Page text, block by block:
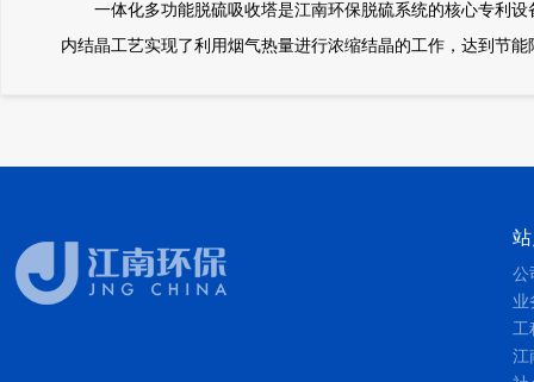
一体化多功能脱硫吸收塔是江南环保脱硫系统的核心专利
内结晶工艺实现了利用烟气热量进行浓缩结晶的工作，达到节能
公
业
工
江